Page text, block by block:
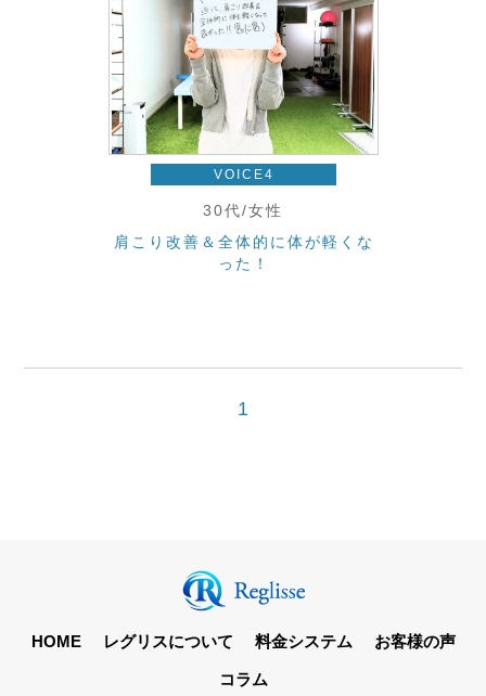
VOICE4
30代/女性
肩こり改善＆全体的に体が軽くな
った！
1
HOME レグリスについて 料金システム お客様の声
コラム